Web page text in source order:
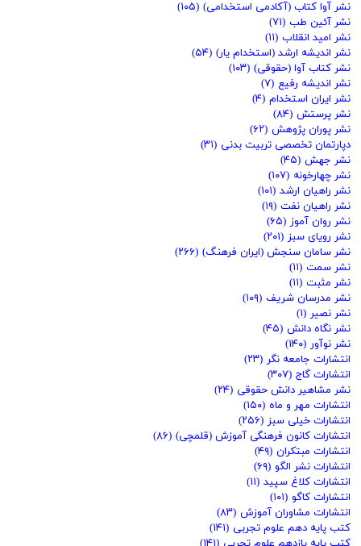
نشر آوا کتاب (آکادمی استخدامی) (۱۰۵)
نشر آئین طب (۷۱)
نشر امید انقلاب (۱۱)
نشر اندیشه ارشد (استخدام یار) (۵۴)
نشر کتاب آوا (حقوقی) (۱۰۳)
نشر اندیشه رفیع (۷)
نشر ایران استخدام (۴)
نشر پرستش (۸۴)
نشر پوران پژوهش (۶۲)
دپارتمان تخصصی تربیت بدنی (۳۱)
نشر جهش (۴۵)
نشر چهارخونه (۱۰۷)
نشر راهیان ارشد (۱۰۱)
نشر راهیان نفت (۱۹)
نشر روان آموز (۶۵)
نشر رویای سبز (۲۰۱)
نشر سامان سنجش (ایران فرهنگ) (۲۶۶)
نشر سمت (۱۱)
نشر مثبت (۱۱)
نشر مدرسان شریف (۱۰۹)
نشر نصیر (۱)
نشر نگاه دانش (۴۵)
نشر نوآور (۱۴۰)
انتشارات جامعه نگر (۲۳)
انتشارات گاج (۳۰۷)
نشر مشاهیر دانش حقوقی (۲۴)
انتشارات مهر و ماه (۱۵۰)
انتشارات خیلی سبز (۲۵۶)
انتشارات کانون فرهنگی آموزش (قلمچی) (۸۶)
انتشارات مبتکران (۴۹)
انتشارات نشر الگو (۶۹)
انتشارات کلاغ سپید (۱۱)
انتشارات کاگو (۱۰۱)
انتشارات مشاوران آموزش (۸۳)
کتب پایه دهم علوم تجربی (۱۴۱)